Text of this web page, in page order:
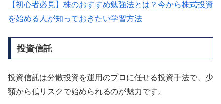
【初心者必見】株のおすすめ勉強法とは？今から株式投資
を始める人が知っておきたい学習方法
投資信託
投資信託は分散投資を運用のプロに任せる投資手法で、少
額から低リスクで始められるのが魅力です。